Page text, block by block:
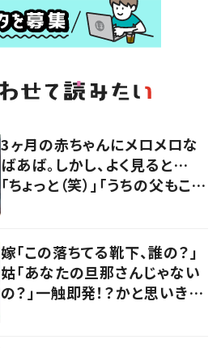
3ヶ月の赤ちゃんにメロメロな
ばあば。しかし、よく見ると…
「ちょっと（笑）」「うちの父もこう
嫁「この落ちてる靴下、誰の？」
姑「あなたの旦那さんじゃない
の？」一触即発！？かと思いき